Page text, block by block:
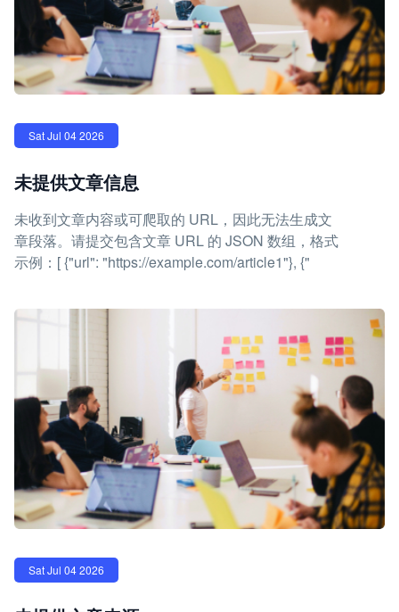
Sat Jul 04 2026
未提供文章信息
未收到文章内容或可爬取的 URL，因此无法生成文
章段落。请提交包含文章 URL 的 JSON 数组，格式
示例：[ {"url": "https://example.com/article1"}, {"
Sat Jul 04 2026